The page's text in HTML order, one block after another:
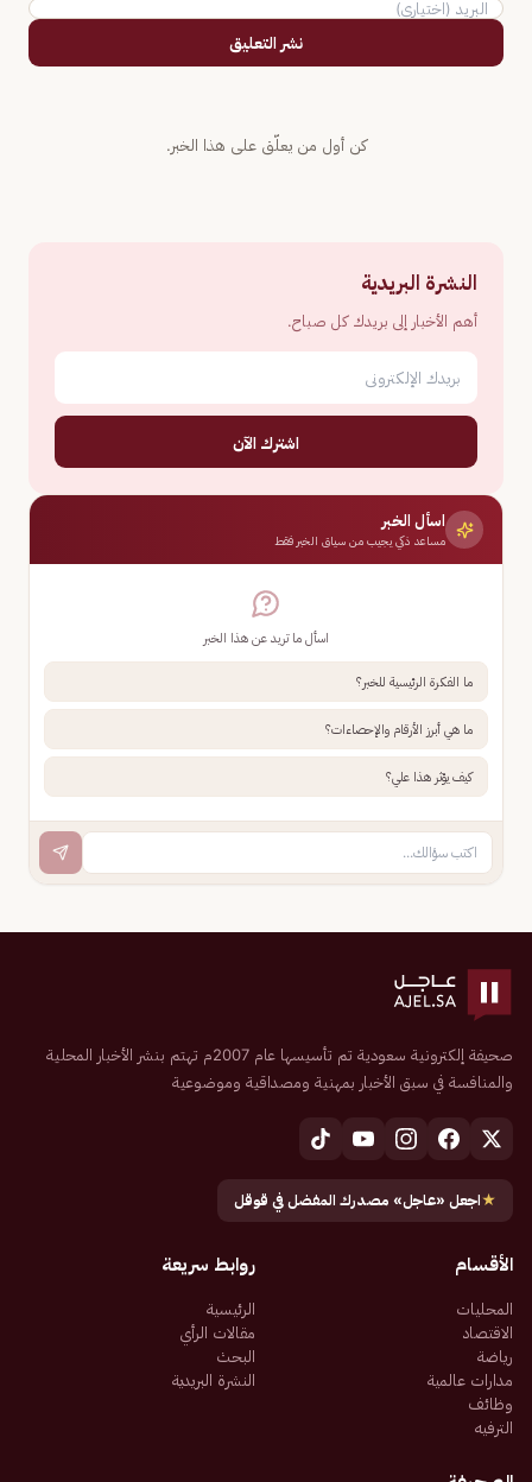
نشر التعليق
كن أول من يعلّق على هذا الخبر.
النشرة البريدية
أهم الأخبار إلى بريدك كل صباح.
اشترك الآن
اسأل الخبر
مساعد ذكي يجيب من سياق الخبر فقط
اسأل ما تريد عن هذا الخبر
ما الفكرة الرئيسية للخبر؟
ما هي أبرز الأرقام والإحصاءات؟
كيف يؤثر هذا علي؟
صحيفة إلكترونية سعودية تم تأسيسها عام 2007م تهتم بنشر الأخبار المحلية
والمنافسة في سبق الأخبار بمهنية ومصداقية وموضوعية
★اجعل «عاجل» مصدرك المفضل في قوقل
الأقسام
المحليات
الاقتصاد
رياضة
مدارات عالمية
وظائف
الترفيه
روابط سريعة
الرئيسية
مقالات الرأي
البحث
النشرة البريدية